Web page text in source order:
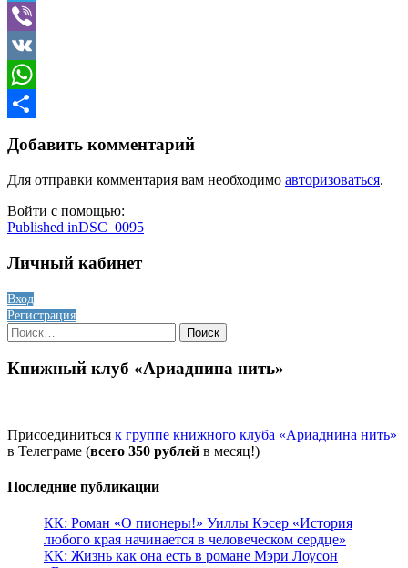
Telegram
Viber
VK
WhatsApp
Добавить комментарий
Для отправки комментария вам необходимо авторизоваться.
Войти с помощью:
Навигация
по
Published inDSC_0095
Личный кабинет
Вход
Регистрация
Найти:
Книжный клуб «Ариаднина нить»
Присоединиться к группе книжного клуба «Ариаднина нить»
в Телеграме (всего 350 рублей в месяц!)
Последние публикации
КК: Роман «О пионеры!» Уиллы Кэсер «История
любого края начинается в человеческом сердце»
КК: Жизнь как она есть в романе Мэри Лоусон